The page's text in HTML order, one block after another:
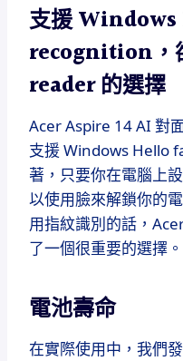
支援
recognition
reader 的選擇
Acer Aspire 14 AI 對
支援 Windows Hello
著，只要你在電腦上
以使用臉來解鎖你的
用指紋識別的話，
了一個很重要的選擇。
電池壽命
在實際使用中，我們